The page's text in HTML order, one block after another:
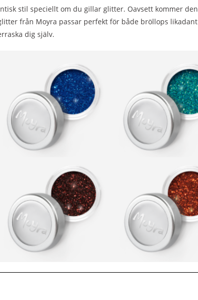
stil speciellt om du gillar glitter. Oavsett kommer
från Moyra passar perfekt för både bröllops
dig själv.